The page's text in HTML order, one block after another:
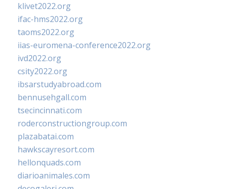
klivet2022.org
ifac-hms2022.org
taoms2022.org
iias-euromena-conference2022.org
ivd2022.org
csity2022.org
ibsarstudyabroad.com
bennusehgall.com
tsecincinnati.com
roderconstructiongroup.com
plazabatai.com
hawkscayresort.com
hellonquads.com
diarioanimales.com